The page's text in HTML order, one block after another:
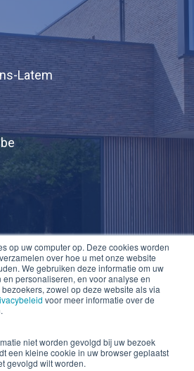
op uw computer op. Deze cookies worden
over hoe u met onze website
We gebruiken deze informatie om uw
personaliseren, en voor analyse en
zowel op deze website als via
voor meer informatie over de
niet worden gevolgd bij uw bezoek
een kleine cookie in uw browser geplaatst
gevolgd wilt worden.
Latem